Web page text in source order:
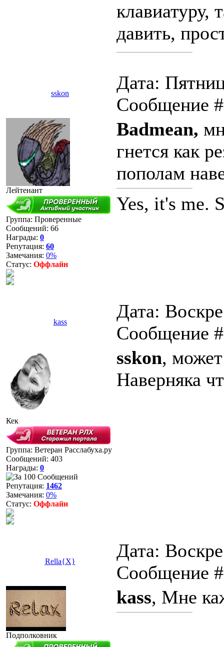
клавиатуру,
давить,
sskon
Дата:
Сообщение
Лейтенант
Группа: Проверенные
Сообщений: 66
Награды: 0
Репутация: 60
Замечания: 0%
Статус: Оффлайн
Badmean,
гнется как
пополам
Yes, it's me.
kass
Дата:
Сообщение
Кек
Группа: Ветеран Расслабуха.ру
Сообщений: 403
Награды: 0
Репутация: 1462
Замечания: 0%
Статус: Оффлайн
sskon,
Наверняка
Rella{X}
Дата:
Сообщение
Подполковник
kass, Мне